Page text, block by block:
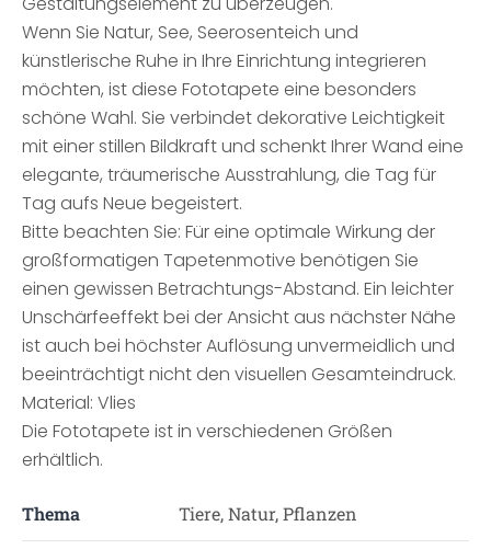
Wenn Sie Natur, See, Seerosenteich und
künstlerische Ruhe in Ihre Einrichtung integrieren
möchten, ist diese Fototapete eine besonders
schöne Wahl. Sie verbindet dekorative Leichtigkeit
mit einer stillen Bildkraft und schenkt Ihrer Wand eine
elegante, träumerische Ausstrahlung, die Tag für
Tag aufs Neue begeistert.
Bitte beachten Sie: Für eine optimale Wirkung der
großformatigen Tapetenmotive benötigen Sie
einen gewissen Betrachtungs-Abstand. Ein leichter
Unschärfeeffekt bei der Ansicht aus nächster Nähe
ist auch bei höchster Auflösung unvermeidlich und
beeinträchtigt nicht den visuellen Gesamteindruck.
Material: Vlies
Die Fototapete ist in verschiedenen Größen
erhältlich.
Thema Tiere, Natur, Pflanzen